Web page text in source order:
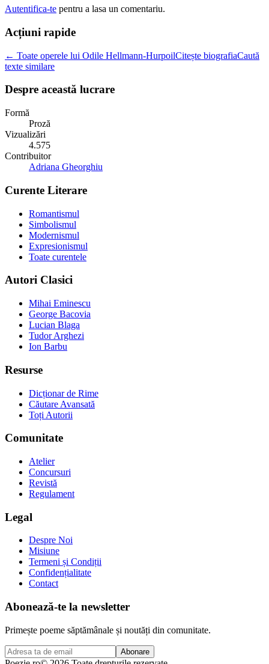
Autentifica-te pentru a lasa un comentariu.
Acțiuni rapide
← Toate operele lui Odile Hellmann-HurpoilCitește biografiaCaută
texte similare
Despre această lucrare
Formă
Proză
Vizualizări
4.575
Contribuitor
Adriana Gheorghiu
Curente Literare
Romantismul
Simbolismul
Modernismul
Expresionismul
Toate curentele
Autori Clasici
Mihai Eminescu
George Bacovia
Lucian Blaga
Tudor Arghezi
Ion Barbu
Resurse
Dicționar de Rime
Căutare Avansată
Toți Autorii
Comunitate
Atelier
Concursuri
Revistă
Regulament
Legal
Despre Noi
Misiune
Termeni și Condiții
Confidențialitate
Contact
Abonează-te la newsletter
Primește poeme săptămânale și noutăți din comunitate.
Abonare